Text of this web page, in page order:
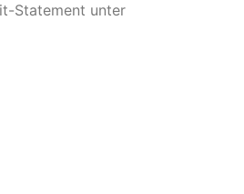
Statement unter